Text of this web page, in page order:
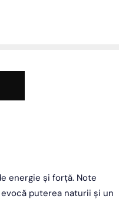
energie și forță. Note
puterea naturii și un